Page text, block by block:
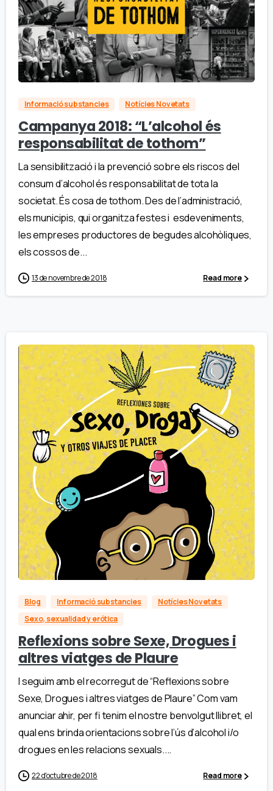
Informació substancies Notícies Novetats
Campanya 2018: “L’alcohol és
responsabilitat de tothom”
La sensibilització i la prevenció sobre els riscos del
consum d’alcohol és responsabilitat de tota la
societat. És cosa de tothom. Des de l’administració,
els municipis, qui organitza festes i esdeveniments,
les empreses productores de begudes alcohòliques,
els cossos de...
13 de novembre de 2018 Read more
Blog Informació substancies
Notícies Novetats
Sexo, sexualidad y erótica
Reflexions sobre Sexe, Drogues i
altres viatges de Plaure
I seguim amb el recorregut de “Reflexions sobre
Sexe, Drogues i altres viatges de Plaure” Com vam
anunciar ahir, per fi tenim el nostre benvolgut llibret, el
qual ens brinda orientacions sobre l’ús d’alcohol i/o
drogues en les relacions sexuals....
22 d'octubre de 2018 Read more